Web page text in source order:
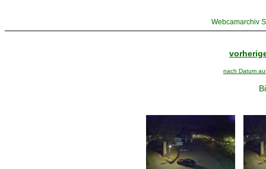
Webcamarchiv
nach Datum